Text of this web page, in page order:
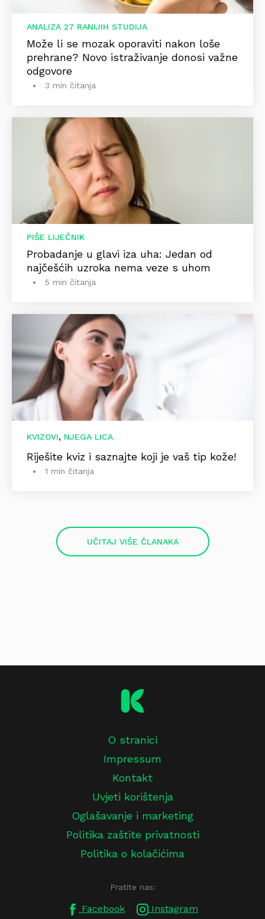
ANALIZA 27 RANIJIH STUDIJA
Može li se mozak oporaviti nakon loše
prehrane? Novo istraživanje donosi važne
odgovore
3 min čitanja
PIŠE LIJEČNIK
Probadanje u glavi iza uha: Jedan od
najčešćih uzroka nema veze s uhom
5 min čitanja
KVIZOVI, NJEGA LICA
Riješite kviz i saznajte koji je vaš tip kože!
1 min čitanja
UČITAJ VIŠE ČLANAKA
O stranici
Impressum
Kontakt
Uvjeti korištenja
Oglašavanje i marketing
Politika zaštite privatnosti
Politika o kolačićima
Pratite nas:
Facebook Instagram